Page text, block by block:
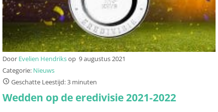
Door Evelien Hendriksop 9 augustus 2021
Categorie: Nieuws
Geschatte Leestijd: 3 minuten
Wedden op de eredivisie 2021-2022